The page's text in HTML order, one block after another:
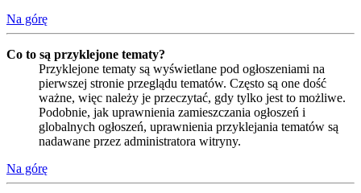
Na górę
Co to są przyklejone tematy?
Przyklejone tematy są wyświetlane pod ogłoszeniami na
pierwszej stronie przeglądu tematów. Często są one dość
ważne, więc należy je przeczytać, gdy tylko jest to możliwe.
Podobnie, jak uprawnienia zamieszczania ogłoszeń i
globalnych ogłoszeń, uprawnienia przyklejania tematów są
nadawane przez administratora witryny.
Na górę